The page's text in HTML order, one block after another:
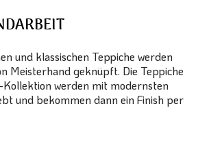
und klassischen Teppiche werden
Meisterhand geknüpft. Die Teppiche
Kollektion werden mit modernsten
und bekommen dann ein Finish per